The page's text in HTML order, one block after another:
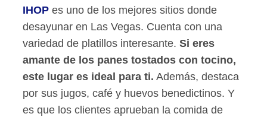
IHOP es uno de los mejores sitios donde
desayunar en Las Vegas. Cuenta con una
variedad de platillos interesante.Si eres
amante de los panes tostados con tocino,
este lugar es ideal para ti. Además, destaca
por sus jugos, café y huevos benedictinos. Y
es que los clientes aprueban la comida de